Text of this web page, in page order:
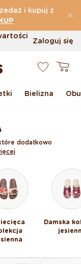
i kupuj z
Zaloguj się
Koszyk
Bielizna
dodatkowo
Damska